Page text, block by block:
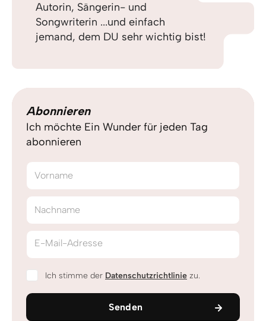
Autorin, Sängerin- und
Songwriterin ...und einfach
jemand, dem DU sehr wichtig bist!
Abonnieren
Ich möchte Ein Wunder für jeden Tag
abonnieren
Vorname
Nachname
E-Mail-Adresse
Ich stimme der Datenschutzrichtlinie zu.
Senden